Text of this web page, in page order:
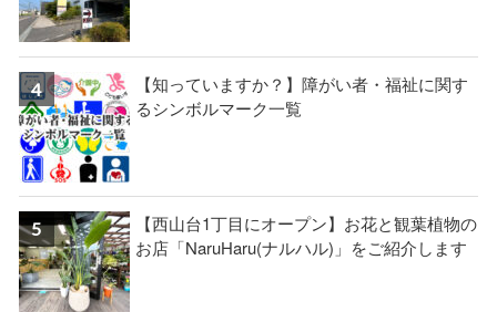
【知っていますか？】障がい者・福祉に関す
るシンボルマーク一覧
【西山台1丁目にオープン】お花と観葉植物の
お店「NaruHaru(ナルハル)」をご紹介します